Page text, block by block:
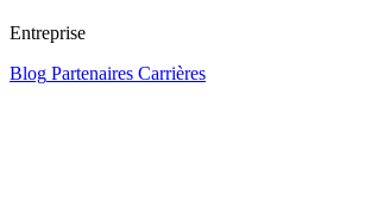
Entreprise
Blog Partenaires Carrières